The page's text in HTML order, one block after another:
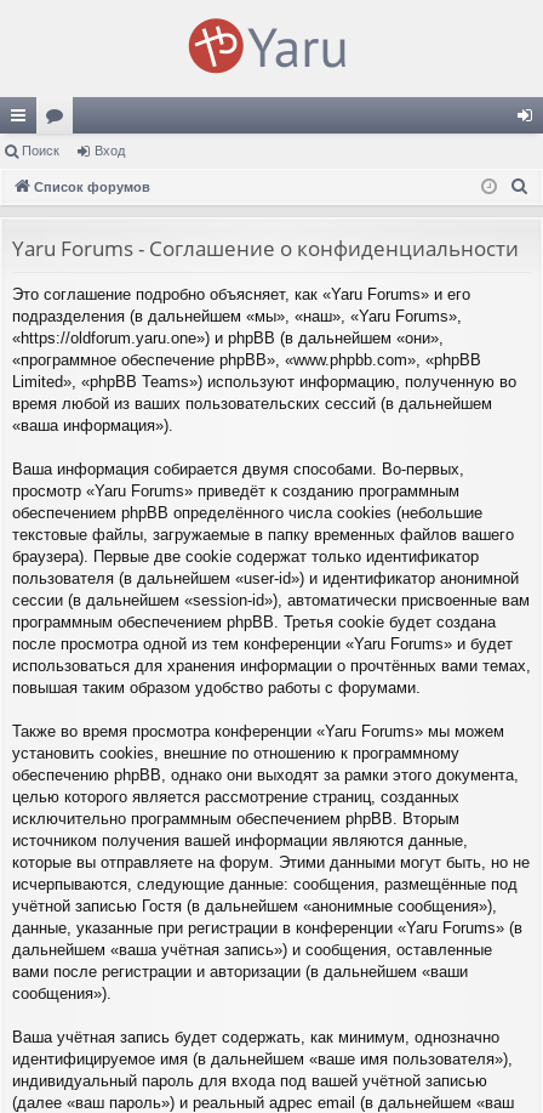
с
ы
и
ор
ум д
Поиск Вход
Список форумов
Yaru Forums - Соглашение о конфиденциальности
Это соглашение подробно объясняет, как «Yaru Forums» и его
подразделения (в дальнейшем «мы», «наш», «Yaru Forums»,
«https://oldforum.yaru.one») и phpBB (в дальнейшем «они»,
«программное обеспечение phpBB», «www.phpbb.com», «phpBB
Limited», «phpBB Teams») используют информацию, полученную во
время любой из ваших пользовательских сессий (в дальнейшем
«ваша информация»).
Ваша информация собирается двумя способами. Во-первых,
просмотр «Yaru Forums» приведёт к созданию программным
обеспечением phpBB определённого числа cookies (небольшие
текстовые файлы, загружаемые в папку временных файлов вашего
браузера). Первые две cookie содержат только идентификатор
пользователя (в дальнейшем «user-id») и идентификатор анонимной
сессии (в дальнейшем «session-id»), автоматически присвоенные вам
программным обеспечением phpBB. Третья cookie будет создана
после просмотра одной из тем конференции «Yaru Forums» и будет
использоваться для хранения информации о прочтённых вами темах,
повышая таким образом удобство работы с форумами.
Также во время просмотра конференции «Yaru Forums» мы можем
установить cookies, внешние по отношению к программному
обеспечению phpBB, однако они выходят за рамки этого документа,
целью которого является рассмотрение страниц, созданных
исключительно программным обеспечением phpBB. Вторым
источником получения вашей информации являются данные,
которые вы отправляете на форум. Этими данными могут быть, но не
исчерпываются, следующие данные: сообщения, размещённые под
учётной записью Гостя (в дальнейшем «анонимные сообщения»),
данные, указанные при регистрации в конференции «Yaru Forums» (в
дальнейшем «ваша учётная запись») и сообщения, оставленные
вами после регистрации и авторизации (в дальнейшем «ваши
сообщения»).
Ваша учётная запись будет содержать, как минимум, однозначно
идентифицируемое имя (в дальнейшем «ваше имя пользователя»),
индивидуальный пароль для входа под вашей учётной записью
(далее «ваш пароль») и реальный адрес email (в дальнейшем «ваш